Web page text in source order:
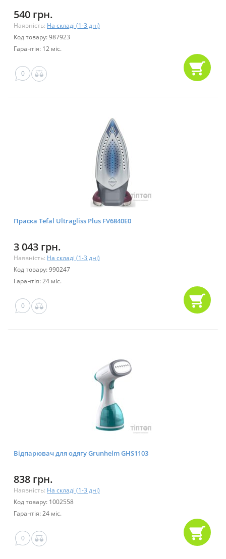
540 грн.
Наявність: На складі (1-3 дні)
Код товару: 987923
Гарантія: 12 міс.
0
Праска Tefal Ultragliss Plus FV6840E0
3 043 грн.
Наявність: На складі (1-3 дні)
Код товару: 990247
Гарантія: 24 міс.
0
Відпарювач для одягу Grunhelm GHS1103
838 грн.
Наявність: На складі (1-3 дні)
Код товару: 1002558
Гарантія: 24 міс.
0